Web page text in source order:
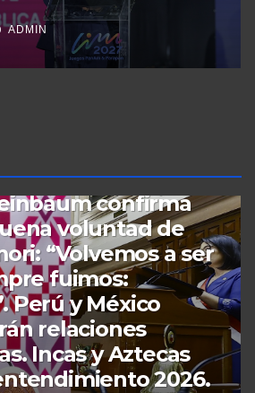
ADMIN
PERÚ POLÍTICA
orden en las reglas
el 80 % del
regional depende
una nueva
y facilita el
seguridad y el libre
las economías